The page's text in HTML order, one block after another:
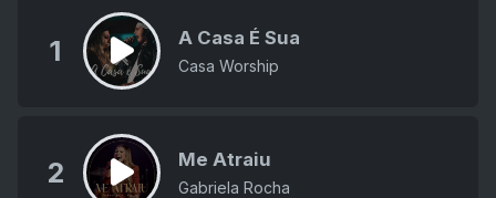
1 A Casa É Sua
Casa Worship
2 Me Atraiu
Gabriela Rocha